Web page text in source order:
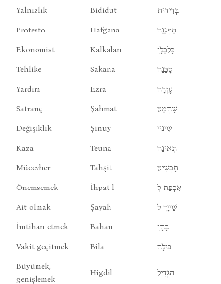
Yalnızlık Bididut בְּדִידוּת
Protesto Hafgana הָפְגָנָה
Ekonomist Kalkalan כָּלְכָּלָן
Tehlike Sakana סָכָּנָה
Yardım Ezra עֶזְרָה
Satranç Şahmat שָׁחְמָט
Değişiklik Şinuy שִׁינוּי
Kaza Teuna תְאוּנָה
Mücevher Tahşit תָכְשִׁיט
Önemsemek İhpat l אִכְפָּת לְ
Ait olmak Şayah שָׁייָך ל
İmtihan etmek Bahan בָּחָן
Vakit geçitmek Bila בִּילָה
Büyümek,
genişlemek
Higdil הִגְדִיל